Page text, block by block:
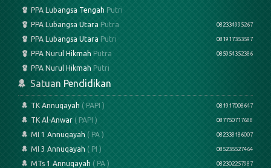
PPA Lubangsa TengahPutri
PPA Lubangsa Utara Putra 082334995267
PPA Lubangsa Utara Putri 081917353597
PPA Nurul Hikmah Putra 085954352386
PPA Nurul Hikmah Putri
Satuan Pendidikan
TK Annuqayah ( PAPI ) 081917008647
TK Al-Anwar ( PAPI ) 087750717688
MI 1 Annuqayah ( PA ) 082338186007
MI 3 Annuqayah ( PI ) 085235527464
MTs 1 Annuqayah ( PA ) 082302257987